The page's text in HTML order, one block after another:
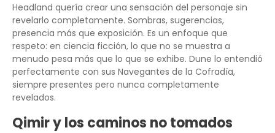
Headland quería crear una sensación del personaje sin
revelarlo completamente. Sombras, sugerencias,
presencia más que exposición. Es un enfoque que
respeto: en ciencia ficción, lo que no se muestra a
menudo pesa más que lo que se exhibe. Dune lo entendió
perfectamente con sus Navegantes de la Cofradía,
siempre presentes pero nunca completamente
revelados.
Qimir y los caminos no tomados